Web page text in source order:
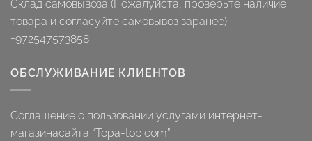
Склад самовывоза (Пожалуйста, проверьте наличие
товара и согласуйте самовывоз заранее)
+972547573858
ОБСЛУЖИВАНИЕ КЛИЕНТОВ
Соглашение о пользовании услугами интернет-
магазинасайта “Topa-top.com”